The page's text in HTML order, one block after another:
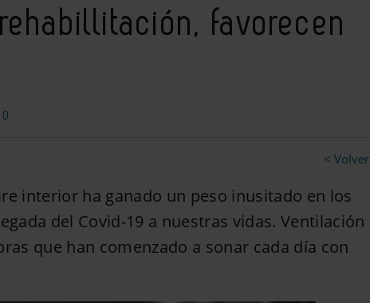
favorecen
0
< Volver
interior ha ganado un peso inusitado en los
del Covid-19 a nuestras vidas. Ventilación
que han comenzado a sonar cada día con